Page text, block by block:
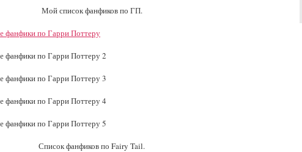
Мой список фанфиков по ГП.
фанфики по Гарри Поттеру
по Гарри Поттеру 2
по Гарри Поттеру 3
по Гарри Поттеру 4
по Гарри Поттеру 5
Список фанфиков по Fairy Tail.